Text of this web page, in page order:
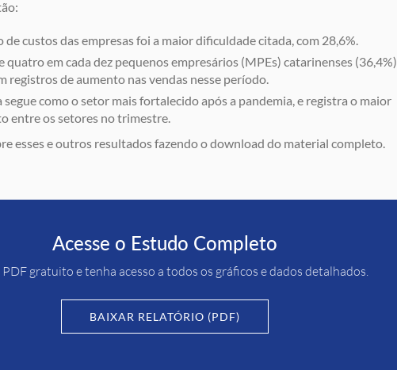
de custos das empresas foi a maior dificuldade citada, com 28,6%.
quatro em cada dez pequenos empresários (MPEs) catarinenses (36,4%)
registros de aumento nas vendas nesse período.
como o setor mais fortalecido após a pandemia, e registra o maior
entre os setores no trimestre.
esses e outros resultados fazendo o download do material completo.
Acesse o Estudo Completo
PDF gratuito e tenha acesso a todos os gráficos e dados detalhados.
BAIXAR RELATÓRIO (PDF)